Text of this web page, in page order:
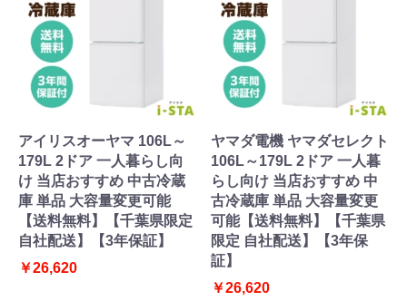
アイリスオーヤマ 106L～
179L 2ドア 一人暮らし向
け 当店おすすめ 中古冷蔵
庫 単品 大容量変更可能
【送料無料】【千葉県限定
自社配送】【3年保証】
￥26,620
ヤマダ電機 ヤマダセレクト
106L～179L 2ドア 一人暮
らし向け 当店おすすめ 中
古冷蔵庫 単品 大容量変更
可能【送料無料】【千葉県
限定 自社配送】【3年保
証】
￥26,620